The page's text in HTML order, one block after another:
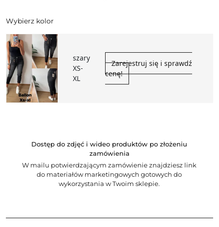
Wybierz kolor
szary
XS-
XL
Zarejestruj się i sprawdź
cenę!
Dostęp do zdjęć i wideo produktów po złożeniu
zamówienia
W mailu potwierdzającym zamówienie znajdziesz link
do materiałów marketingowych gotowych do
wykorzystania w Twoim sklepie.